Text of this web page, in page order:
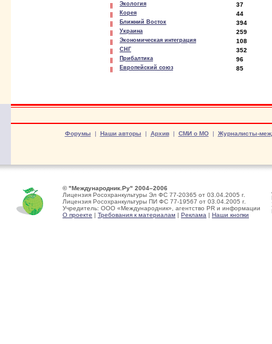
Экология 37
Корея 44
Ближний Восток 394
Украина 259
Экономическая интеграция 108
СНГ 352
Прибалтика 96
Европейский союз 85
Форумы | Наши авторы | Архив| СМИ о МО| Журналисты-
© "Международник.Ру" 2004–2006
Лицензия Росохранкультуры Эл ФС 77-20365 от 03.04.2005 г.
Лицензия Росохранкультуры ПИ ФС 77-19567 от 03.04.2005 г.
Учредитель: ООО «Международник», агентство PR и информации
О проекте | Требования к материалам | Реклама | Наши кнопки